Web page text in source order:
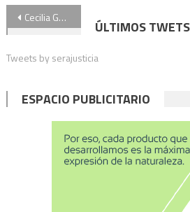
Navegación
de
entradas
Cecilia Goyeneche: “Tuvieron la esperanza de que destituyéndome Uribarri no sería condenado”
ÚLTIMOS TWETS
Tweets by serajusticia
ESPACIO PUBLICITARIO